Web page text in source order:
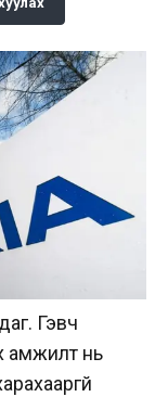
Гэвч
амжилт нь